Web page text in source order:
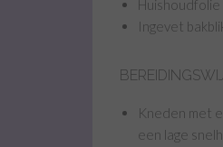
Huishoudfolie
Ingevet
Kneden met
een lage